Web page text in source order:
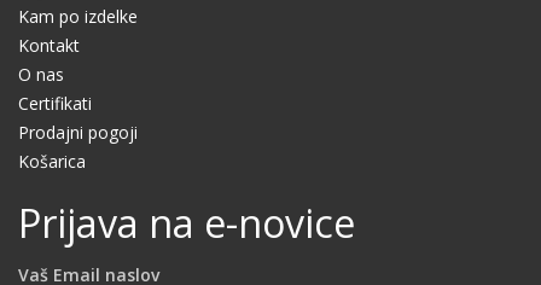
Kam po izdelke
Kontakt
O nas
Certifikati
Prodajni pogoji
Košarica
Prijava na e-novice
Vaš Email naslov